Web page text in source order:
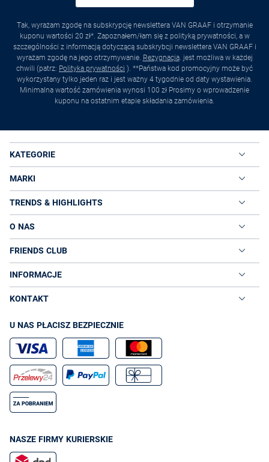
Tak, wyrażam zgodę na subskrypcję newslettera VAN GRAAF i otrzymanie
kuponu wartości 20 zł*. Zapoznałem/łam się z polityką prywatności, a w
szczególności z informacją dotyczącą subskrybcji newslettera VAN GRAAF i
wyrażam zgodę na jego otrzymywanie. Rezygnacja. jest możliwa w każdej
chwili (patrz: Polityka prywatności ). **Państwa kod promocyjny może być
wykorzystany tylko jeden raz i jest ważny 4 tygodnie od daty wystawienia.
Minimalna wartość zamówienia wynosi 100 zł Prosimy o wprowadzenie
kuponu na ostatnim etapie składania zamówienia.
KATEGORIE
MARKI
TRENDS & HIGHLIGHTS
O NAS
FRIENDS CLUB
INFORMACJE
KONTAKT
U NAS PŁACISZ BEZPIECZNIE
NASZE FIRMY KURIERSKIE